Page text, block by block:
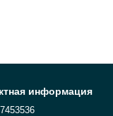
информация